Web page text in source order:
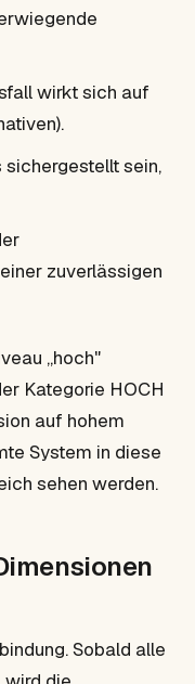
wirkt sich auf
sichergestellt sein,
zuverlässigen
„hoch"
Kategorie HOCH
auf hohem
System in diese
sehen werden.
Sobald alle